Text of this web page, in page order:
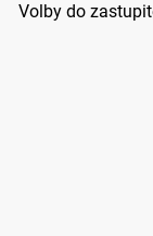
Volby do